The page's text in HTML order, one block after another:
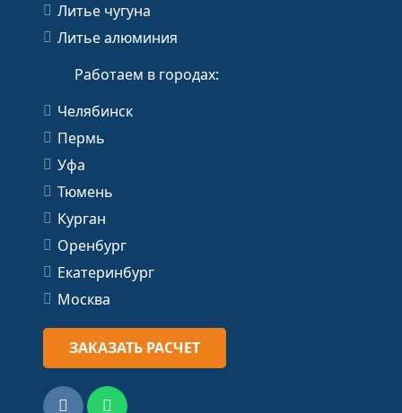
Литье чугуна
Литье алюминия
Работаем в городах:
Челябинск
Пермь
Уфа
Тюмень
Курган
Оренбург
Екатеринбург
Москва
ЗАКАЗАТЬ РАСЧЕТ